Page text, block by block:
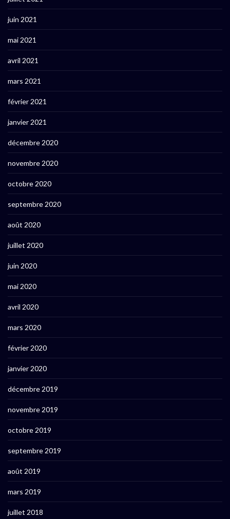
juin 2021
mai 2021
avril 2021
mars 2021
février 2021
janvier 2021
décembre 2020
novembre 2020
octobre 2020
septembre 2020
août 2020
juillet 2020
juin 2020
mai 2020
avril 2020
mars 2020
février 2020
janvier 2020
décembre 2019
novembre 2019
octobre 2019
septembre 2019
août 2019
mars 2019
juillet 2018